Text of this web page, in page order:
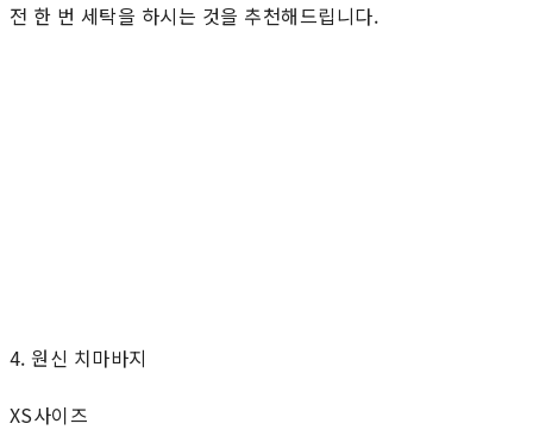
전 한 번 세탁을 하시는 것을 추천해드립니다.
4. 원신 치마바지
XS사이즈